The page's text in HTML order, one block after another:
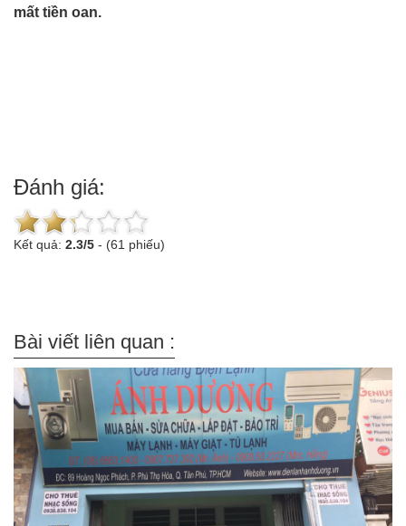
mất tiền oan.
Đánh giá:
Kết quả: 2.3/5 - (61 phiếu)
Bài viết liên quan :